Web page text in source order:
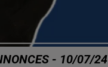
- 10/07/24